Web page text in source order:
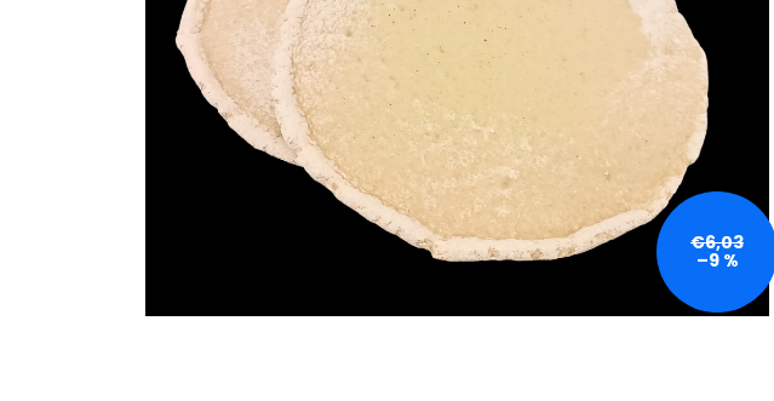
€6,03
–9 %